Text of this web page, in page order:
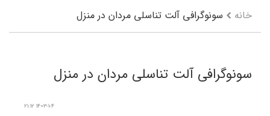
خانه
سونوگرافی آلت تناسلی مردان در منزل
سونوگرافی آلت تناسلی مردان در منزل
1403-1-4 21:12